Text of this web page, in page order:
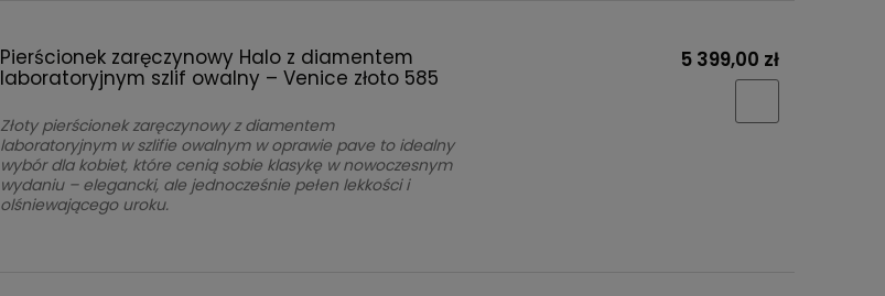
Pierścionek zaręczynowy Halo z diamentem
laboratoryjnym szlif owalny – Venice złoto 585
Złoty pierścionek zaręczynowy z diamentem
laboratoryjnym w szlifie owalnym w oprawie pave to idealny
wybór dla kobiet, które cenią sobie klasykę w nowoczesnym
wydaniu – elegancki, ale jednocześnie pełen lekkości i
olśniewającego uroku.
5 399,00 zł